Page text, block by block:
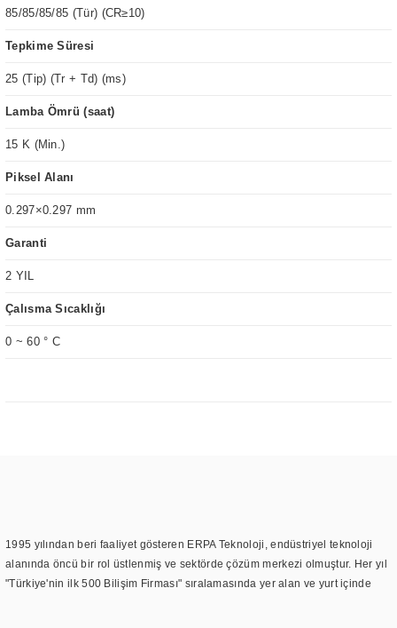
85/85/85/85 (Tür) (CR≥10)
Tepkime Süresi
25 (Tip) (Tr + Td) (ms)
Lamba Ömrü (saat)
15 K (Min.)
Piksel Alanı
0.297×0.297 mm
Garanti
2 YIL
Çalısma Sıcaklığı
0 ~ 60 ° C
1995 yılından beri faaliyet gösteren ERPA Teknoloji, endüstriyel teknoloji
alanında öncü bir rol üstlenmiş ve sektörde çözüm merkezi olmuştur. Her yıl
"Türkiye'nin ilk 500 Bilişim Firması" sıralamasında yer alan ve yurt içinde